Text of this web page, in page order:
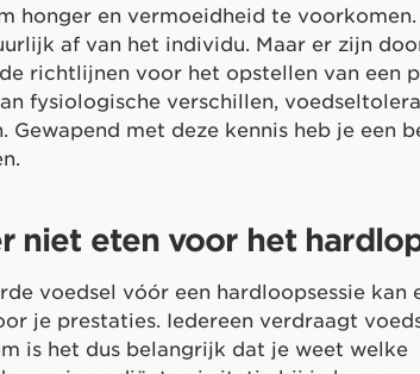
honger en vermoeidheid te
af van het individu. Maar er zijn
richtlijnen voor het opstellen van een
fysiologische verschillen,
Gewapend met deze kennis heb je een
niet eten voor het
voedsel vóór een hardloopsessie kan
je prestaties. Iedereen verdraagt
is het dus belangrijk dat je weet welke